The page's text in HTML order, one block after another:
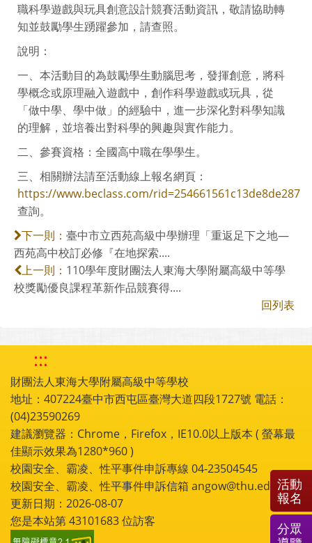
職科學遊戲與玩具創意設計競賽活動資訊，敬請協助轉
知並鼓勵學生踴躍參加，請查照。
說明：
一、本活動目的為鼓勵學生動腦思考，發揮創意，將科
學概念或原理融入遊戲中，創作科學遊戲或玩具，從
「做中學、學中做」的經驗中，進一步深化對科學知識
的理解，並培養出對科學的興趣與實作能力。
二、參賽資格：全國高中職在學學生。
三、相關辦法請至活動線上報名網頁：
https://www.beclass.com/rid=254661561c13de8de287
查詢。
下一則： 臺中市立西苑高級中學辦理「重返足下之地—
西苑高中校訂必修『在地探索....
上一則： 110學年度財團法人東海大學附屬高級中等學
校獎勵優良課程革新作品競賽得....
回列表
:::
財團法人東海大學附屬高級中等學校
地址：407224臺中市西屯區臺灣大道四段1727號 電話：
(04)23590269
建議瀏覽器：Chrome，Firefox，IE10.0以上版本 ( 螢幕最
佳顯示效果為1280*960 )
校園安全、霸凌、性平事件申訴專線 04-23504545
校園安全、霸凌、性平事件申訴信箱 angow@thu.edu.tw
更新日期：2026-08-07
您是本站第43101683位訪客
活動
報名
分眾